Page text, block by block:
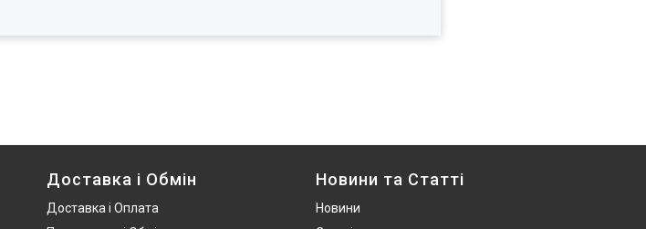
Доставка і Обмін
Доставка і Оплата
Новини та Статті
Новини